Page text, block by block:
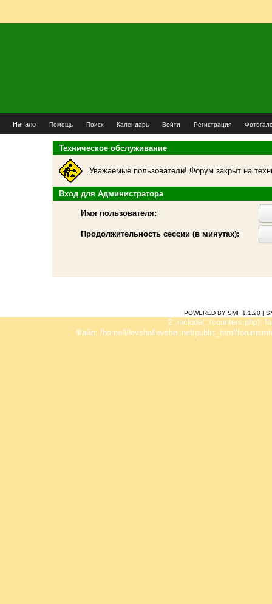
Начало Помощь Поиск Календарь Войти Регистрация
Техническое обслуживание
Уважаемые пользователи! Форум закрыт на
Вход для Администратора
Имя пользователя:
Продолжительность сессии (в минутах):
POWERED BY SMF 1.1.20 |
2: include(../counters.php):
Файл: /home/l/levsha/levshei.net/public_html/